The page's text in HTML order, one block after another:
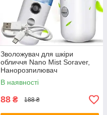
Зволожувач для шкіри
обличчя Nano Mist Soraver,
Нанорозпилювач
В наявності
88 ₴ 188 ₴